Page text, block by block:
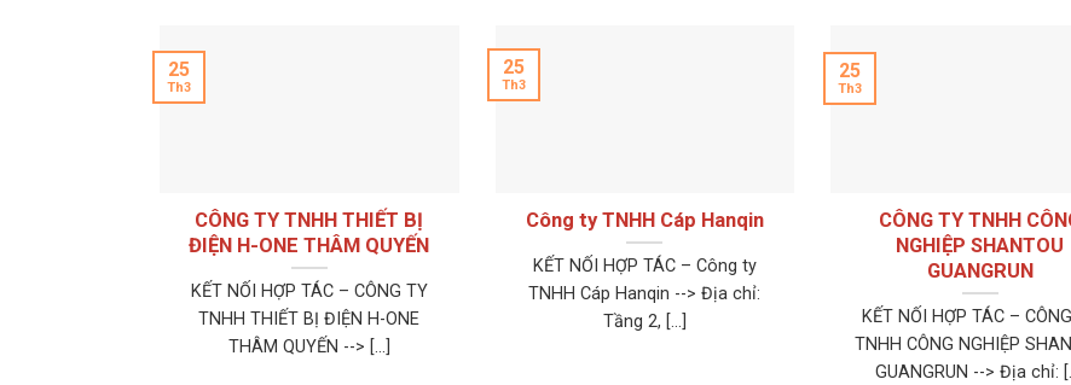
CÔNG TY TNHH THIẾT BỊ
ĐIỆN H-ONE THÂM QUYẾN
KẾT NỐI HỢP TÁC – CÔNG TY
TNHH THIẾT BỊ ĐIỆN H-ONE
THÂM QUYẾN --> [...]
25
Th3
Công ty TNHH Cáp Hanqin
KẾT NỐI HỢP TÁC – Công ty
TNHH Cáp Hanqin --> Địa chỉ:
Tầng 2, [...]
25
Th3
CÔNG TY TNHH
NGHIỆP SHANTOU
GUANGRUN
KẾT NỐI HỢP TÁC –
TNHH CÔNG NGHIỆP
GUANGRUN --> Địa chỉ:
25
Th3